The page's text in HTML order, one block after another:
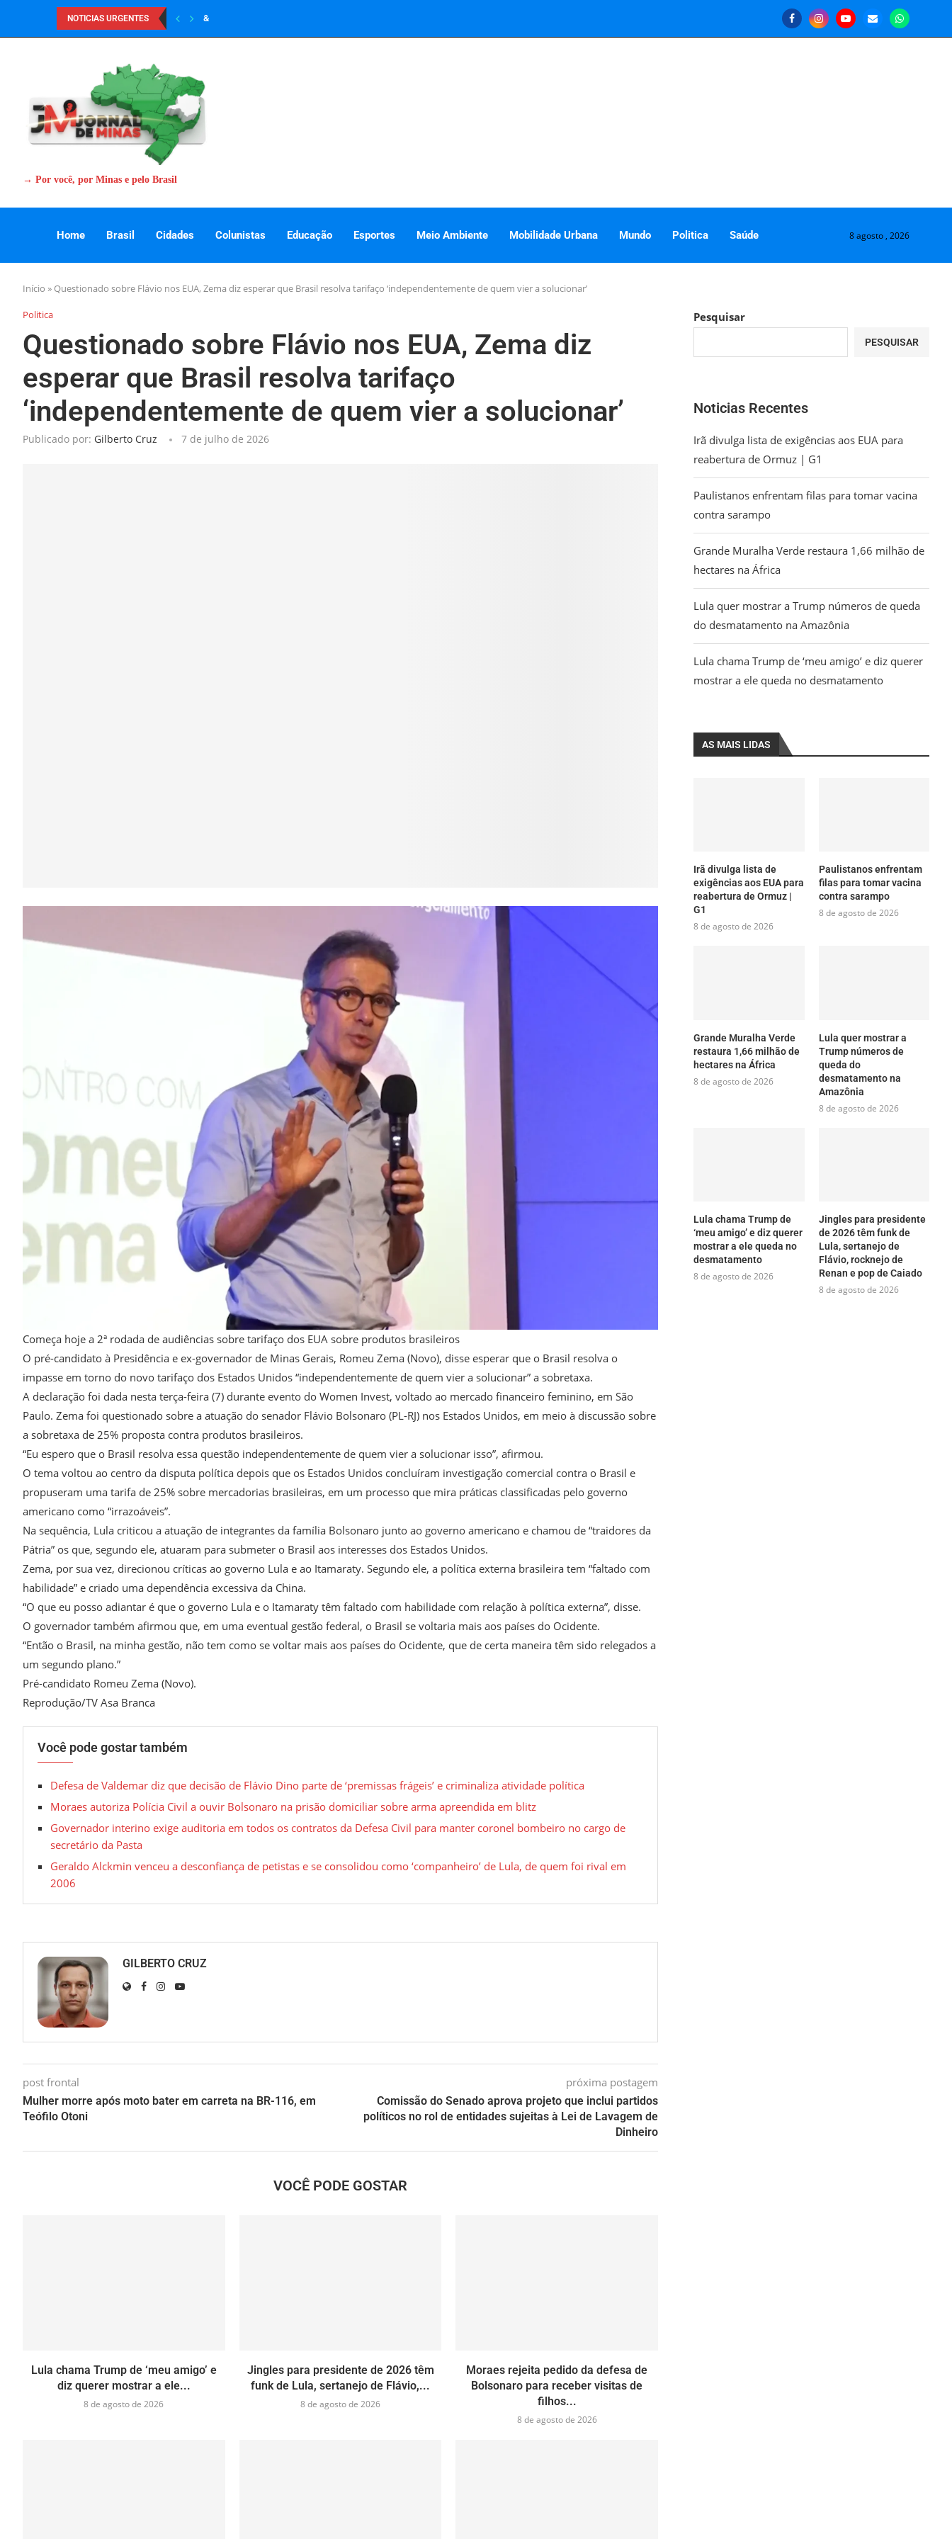
NOTICIAS URGENTES &
→ Por você, por Minas e pelo Brasil
Home Brasil Cidades Colunistas Educação Esportes Meio Ambiente Mobilidade Urbana Mundo Politica Saúde 8 agosto , 2026
Início » Questionado sobre Flávio nos EUA, Zema diz esperar que Brasil resolva tarifaço ‘independentemente de quem vier a solucionar’
Politica
Questionado sobre Flávio nos EUA, Zema diz
esperar que Brasil resolva tarifaço
‘independentemente de quem vier a solucionar’
Publicado por: Gilberto Cruz 7 de julho de 2026
Começa hoje a 2ª rodada de audiências sobre tarifaço dos EUA sobre produtos brasileiros
O pré-candidato à Presidência e ex-governador de Minas Gerais, Romeu Zema (Novo), disse esperar que o Brasil resolva o
impasse em torno do novo tarifaço dos Estados Unidos “independentemente de quem vier a solucionar” a sobretaxa.
A declaração foi dada nesta terça-feira (7) durante evento do Women Invest, voltado ao mercado financeiro feminino, em São
Paulo. Zema foi questionado sobre a atuação do senador Flávio Bolsonaro (PL-RJ) nos Estados Unidos, em meio à discussão sobre
a sobretaxa de 25% proposta contra produtos brasileiros.
“Eu espero que o Brasil resolva essa questão independentemente de quem vier a solucionar isso”, afirmou.
O tema voltou ao centro da disputa política depois que os Estados Unidos concluíram investigação comercial contra o Brasil e
propuseram uma tarifa de 25% sobre mercadorias brasileiras, em um processo que mira práticas classificadas pelo governo
americano como “irrazoáveis”.
Na sequência, Lula criticou a atuação de integrantes da família Bolsonaro junto ao governo americano e chamou de “traidores da
Pátria” os que, segundo ele, atuaram para submeter o Brasil aos interesses dos Estados Unidos.
Zema, por sua vez, direcionou críticas ao governo Lula e ao Itamaraty. Segundo ele, a política externa brasileira tem “faltado com
habilidade” e criado uma dependência excessiva da China.
“O que eu posso adiantar é que o governo Lula e o Itamaraty têm faltado com habilidade com relação à política externa”, disse.
O governador também afirmou que, em uma eventual gestão federal, o Brasil se voltaria mais aos países do Ocidente.
“Então o Brasil, na minha gestão, não tem como se voltar mais aos países do Ocidente, que de certa maneira têm sido relegados a
um segundo plano.”
Pré-candidato Romeu Zema (Novo).
Reprodução/TV Asa Branca
Você pode gostar também
Defesa de Valdemar diz que decisão de Flávio Dino parte de ‘premissas frágeis’ e criminaliza atividade política
Moraes autoriza Polícia Civil a ouvir Bolsonaro na prisão domiciliar sobre arma apreendida em blitz
Governador interino exige auditoria em todos os contratos da Defesa Civil para manter coronel bombeiro no cargo de
secretário da Pasta
Geraldo Alckmin venceu a desconfiança de petistas e se consolidou como ‘companheiro’ de Lula, de quem foi rival em
2006
GILBERTO CRUZ
post frontal
Mulher morre após moto bater em carreta na BR-116, em
Teófilo Otoni
próxima postagem
Comissão do Senado aprova projeto que inclui partidos
políticos no rol de entidades sujeitas à Lei de Lavagem de
Dinheiro
VOCÊ PODE GOSTAR
Lula chama Trump de ‘meu amigo’ e
diz querer mostrar a ele...
8 de agosto de 2026
Jingles para presidente de 2026 têm
funk de Lula, sertanejo de Flávio,...
8 de agosto de 2026
Moraes rejeita pedido da defesa de
Bolsonaro para receber visitas de
filhos...
8 de agosto de 2026
Pesquisar
PESQUISAR
Noticias Recentes
Irã divulga lista de exigências aos EUA para
reabertura de Ormuz | G1
Paulistanos enfrentam filas para tomar vacina
contra sarampo
Grande Muralha Verde restaura 1,66 milhão de
hectares na África
Lula quer mostrar a Trump números de queda
do desmatamento na Amazônia
Lula chama Trump de ‘meu amigo’ e diz querer
mostrar a ele queda no desmatamento
AS MAIS LIDAS
Irã divulga lista de
exigências aos EUA para
reabertura de Ormuz |
G1
8 de agosto de 2026
Paulistanos enfrentam
filas para tomar vacina
contra sarampo
8 de agosto de 2026
Grande Muralha Verde
restaura 1,66 milhão de
hectares na África
8 de agosto de 2026
Lula quer mostrar a
Trump números de
queda do
desmatamento na
Amazônia
8 de agosto de 2026
Lula chama Trump de
‘meu amigo’ e diz querer
mostrar a ele queda no
desmatamento
8 de agosto de 2026
Jingles para presidente
de 2026 têm funk de
Lula, sertanejo de
Flávio, rocknejo de
Renan e pop de Caiado
8 de agosto de 2026